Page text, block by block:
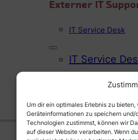
Um dir ein optimales Erlebnis zu
Geräteinformationen zu speichern
Technologien zustimmst, können wir
auf dieser Website verarbeiten. Wenn
Externer IT
IT Service Desk
IT Service